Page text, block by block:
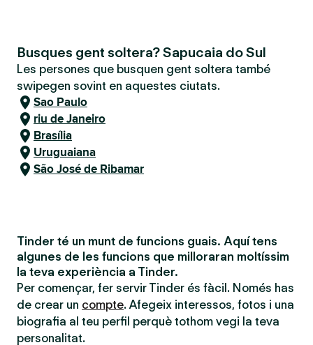
Busques gent soltera? Sapucaia do Sul
Les persones que busquen gent soltera també
swipegen sovint en aquestes ciutats.
Sao Paulo
riu de Janeiro
Brasília
Uruguaiana
São José de Ribamar
Tinder té un munt de funcions guais. Aquí tens
algunes de les funcions que milloraran moltíssim
la teva experiència a Tinder.
Per començar, fer servir Tinder és fàcil. Només has
de crear un compte. Afegeix interessos, fotos i una
biografia al teu perfil perquè tothom vegi la teva
personalitat.